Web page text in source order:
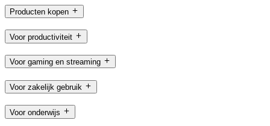
Producten kopen
Voor productiviteit
Voor gaming en streaming
Voor zakelijk gebruik
Voor onderwijs